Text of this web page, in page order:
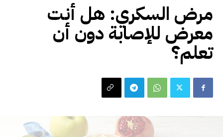
مرض السكري: هل أنت
معرض للإصابة دون أن
تعلم؟